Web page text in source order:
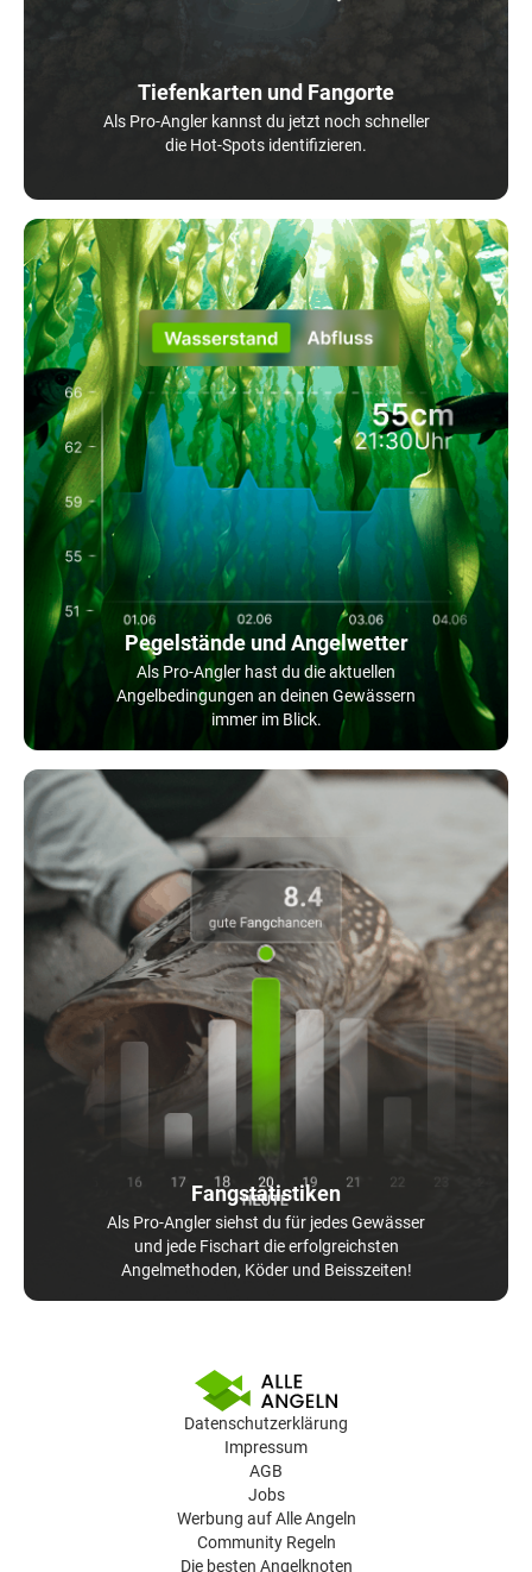
Tiefenkarten und Fangorte
Als Pro-Angler kannst du jetzt noch schneller
die Hot-Spots identifizieren.
Pegelstände und Angelwetter
Als Pro-Angler hast du die aktuellen
Angelbedingungen an deinen Gewässern
immer im Blick.
Fangstatistiken
Als Pro-Angler siehst du für jedes Gewässer
und jede Fischart die erfolgreichsten
Angelmethoden, Köder und Beisszeiten!
Datenschutzerklärung
Impressum
AGB
Jobs
Werbung auf Alle Angeln
Community Regeln
Die besten Angelknoten